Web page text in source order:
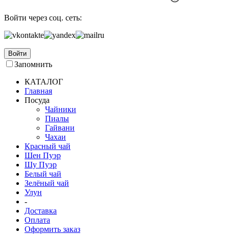
Войти через соц. сеть:
Войти
Запомнить
КАТАЛОГ
Главная
Посуда
Чайники
Пиалы
Гайвани
Чахаи
Красный чай
Шен Пуэр
Шу Пуэр
Белый чай
Зелёный чай
Улун
-
Доставка
Оплата
Оформить заказ